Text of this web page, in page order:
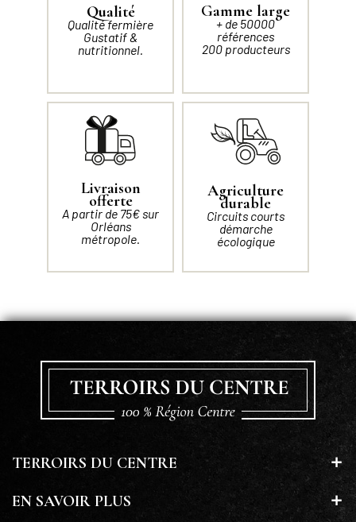
Qualité
Qualité fermière
Gustatif &
nutritionnel.
Gamme large
+ de 50000
références
200 producteurs
Livraison
offerte
A partir de 75€ sur
Orléans
métropole.
Agriculture
durable
Circuits courts
démarche
écologique
TERROIRS DU CENTRE
EN SAVOIR PLUS